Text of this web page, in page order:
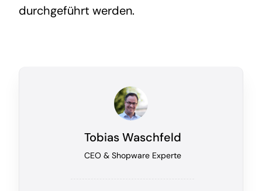
durchgeführt werden.
Tobias Waschfeld
CEO & Shopware Experte